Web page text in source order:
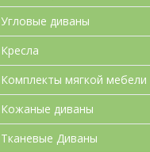
Угловые диваны
Кресла
Комплекты мягкой мебели
Кожаные диваны
Тканевые Диваны